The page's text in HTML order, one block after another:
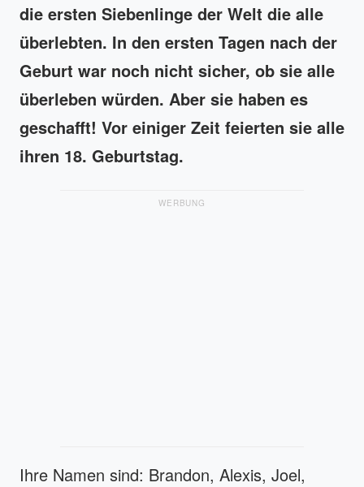
die ersten Siebenlinge der Welt die alle
überlebten. In den ersten Tagen nach der
Geburt war noch nicht sicher, ob sie alle
überleben würden. Aber sie haben es
geschafft! Vor einiger Zeit feierten sie alle
ihren 18. Geburtstag.
WERBUNG
Ihre Namen sind: Brandon, Alexis, Joel,